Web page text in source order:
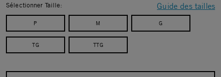
Guide des tailles
Sélectionner Taille:
P M G
TG TTG